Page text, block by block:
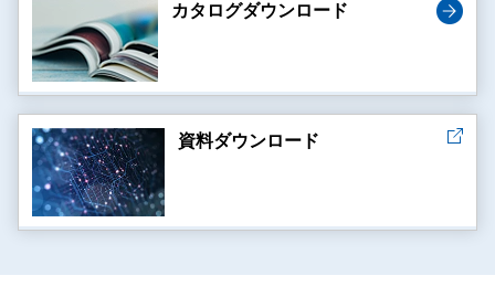
カタログダウンロード
資料ダウンロード